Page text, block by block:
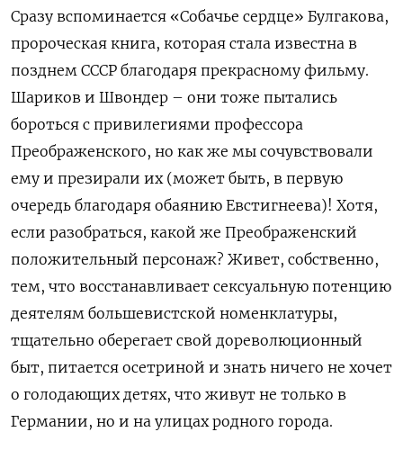
Сразу вспоминается «Собачье сердце» Булгакова,
пророческая книга, которая стала известна в
позднем СССР благодаря прекрасному фильму.
Шариков и Швондер – они тоже пытались
бороться с привилегиями профессора
Преображенского, но как же мы сочувствовали
ему и презирали их (может быть, в первую
очередь благодаря обаянию Евстигнеева)! Хотя,
если разобраться, какой же Преображенский
положительный персонаж? Живет, собственно,
тем, что восстанавливает сексуальную потенцию
деятелям большевистской номенклатуры,
тщательно оберегает свой дореволюционный
быт, питается осетриной и знать ничего не хочет
о голодающих детях, что живут не только в
Германии, но и на улицах родного города.